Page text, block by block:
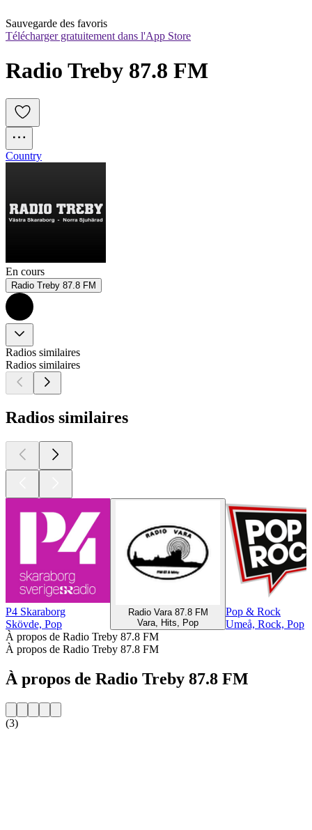
Sauvegarde des favoris
Télécharger gratuitement dans l'App Store
Radio Treby 87.8 FM
Country
En cours
Radio Treby 87.8 FM
Radios similaires
Radios similaires
Radios similaires
P4 Skaraborg
Skövde, Pop
Radio Vara 87.8 FM
Vara, Hits, Pop
Pop & Rock
Umeå, Rock, Pop
À propos de Radio Treby 87.8 FM
À propos de Radio Treby 87.8 FM
À propos de Radio Treby 87.8 FM
(3)